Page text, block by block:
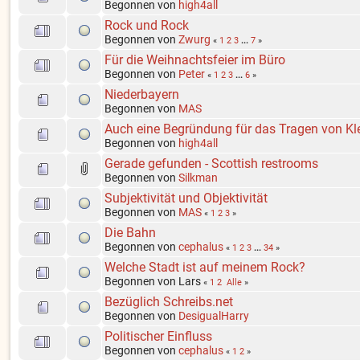
Begonnen von high4all
Rock und Rock
Begonnen vonZwurg « 1 2 3 ...7 »
Für die Weihnachtsfeier im Büro
Begonnen von Peter « 1 2 3 ...6 »
Niederbayern
Begonnen von MAS
Auch eine Begründung für das Tragen von
Begonnen von high4all
Gerade gefunden - Scottish restrooms
Begonnen vonSilkman
Subjektivität und Objektivität
Begonnen von MAS « 1 2 3 »
Die Bahn
Begonnen voncephalus « 1 2 3 ...34 »
Welche Stadt ist auf meinem Rock?
Begonnen von Lars« 1 2 Alle »
Bezüglich Schreibs.net
Begonnen von DesigualHarry
Politischer Einfluss
Begonnen voncephalus « 1 2 »